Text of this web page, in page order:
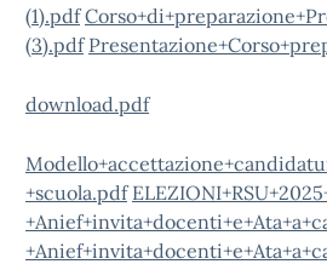
(1).pdf
(3).pdf
download.pdf
+scuola.pdf